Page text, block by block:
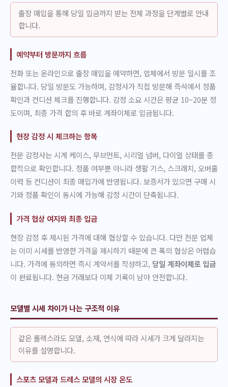
출장 매입을 통해 당일 입금까지 받는 전체 과정을 단계별로 안내
합니다.
예약부터 방문까지 흐름
전화 또는 온라인으로 출장 매입을 예약하면, 업체에서 방문 일시를 조
율합니다. 당일 방문도 가능하며, 감정사가 직접 방문해 즉석에서 정품
확인과 컨디션 체크를 진행합니다. 감정 소요 시간은 평균 10~20분 정
도이며, 최종 가격 합의 후 바로 계좌이체로 입금됩니다.
현장 감정 시 체크하는 항목
전문 감정사는 시계 케이스, 무브먼트, 시리얼 넘버, 다이얼 상태를 종
합적으로 확인합니다. 정품 여부뿐 아니라 생활 기스, 스크래치, 오버홀
이력 등 컨디션이 최종 매입가에 반영됩니다. 보증서가 있으면 구매 시
기와 정품 확인이 동시에 가능해 감정 시간이 단축됩니다.
가격 협상 여지와 최종 입금
현장 감정 후 제시된 가격에 대해 협상할 수 있습니다. 다만 전문 업체
는 이미 시세를 반영한 가격을 제시하기 때문에 큰 폭의 협상은 어렵습
니다. 가격에 동의하면 즉시 계약서를 작성하고, 당일 계좌이체로 입금
이 완료됩니다. 현금 거래보다 이체 기록이 남아 안전합니다.
모델별 시세 차이가 나는 구조적 이유
같은 롤렉스라도 모델, 소재, 연식에 따라 시세가 크게 달라지는
이유를 설명합니다.
스포츠 모델과 드레스 모델의 시장 온도